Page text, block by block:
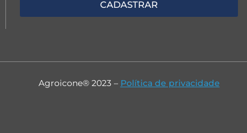
Agroicone® 2023 – Política de privacidade